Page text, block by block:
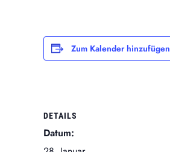
Zum Kalender hinzufügen
DETAILS
Datum: